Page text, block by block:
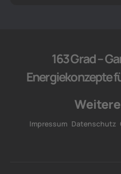
163 Grad –
Energiekonzepte
Impressum Datenschutz